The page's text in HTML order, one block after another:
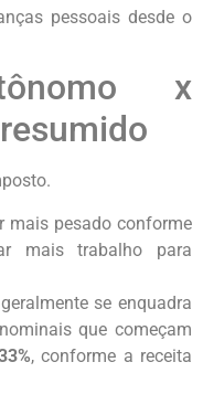
pessoais desde o
x
mais pesado conforme
mais trabalho para
se enquadra
que começam
, conforme a receita